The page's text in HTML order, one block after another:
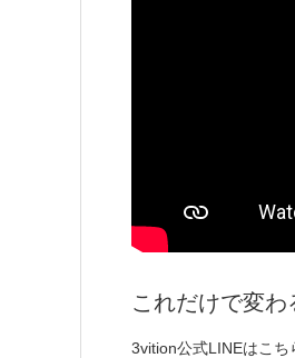
これだけで変わ
3vition公式LINEはこち